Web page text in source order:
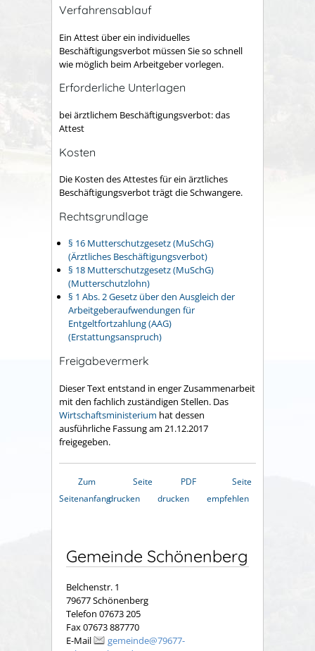
Verfahrensablauf
Ein Attest über ein individuelles
Beschäftigungsverbot müssen Sie so schnell
wie möglich beim Arbeitgeber vorlegen.
Erforderliche Unterlagen
bei ärztlichem Beschäftigungsverbot: das
Attest
Kosten
Die Kosten des Attestes für ein ärztliches
Beschäftigungsverbot trägt die Schwangere.
Rechtsgrundlage
§ 16 Mutterschutzgesetz (MuSchG)
(Ärztliches Beschäftigungsverbot)
§ 18 Mutterschutzgesetz (MuSchG)
(Mutterschutzlohn)
§ 1 Abs. 2 Gesetz über den Ausgleich der
Arbeitgeberaufwendungen für
Entgeltfortzahlung (AAG)
(Erstattungsanspruch)
Freigabevermerk
Dieser Text entstand in enger Zusammenarbeit
mit den fachlich zuständigen Stellen. Das
Wirtschaftsministerium hat dessen
ausführliche Fassung am 21.12.2017
freigegeben.
Zum
Seitenanfang
Seite
drucken
PDF
drucken
Seite
empfehlen
Gemeinde Schönenberg
Belchenstr. 1
79677 Schönenberg
Telefon 07673 205
Fax 07673 887770
E-Mail
gemeinde@79677-